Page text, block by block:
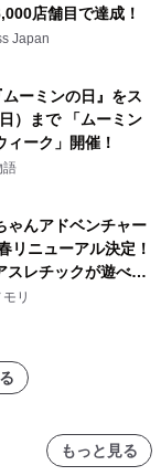
店舗目で達成！
Japan
ーミンの日』をス
）まで 「ムーミン
ーク」開催！
語
ゃんアドベンチャー
リニューアル決定！
スレチックが遊べる
「ラスト！ドキがム
始動
リ
もっと見る